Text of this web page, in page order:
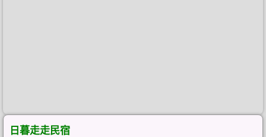
日暮走走民宿